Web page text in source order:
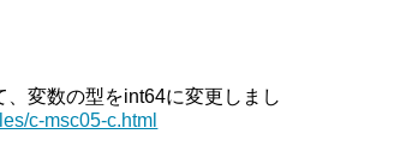
変数の型をint64に変更しまし
c-msc05-c.html